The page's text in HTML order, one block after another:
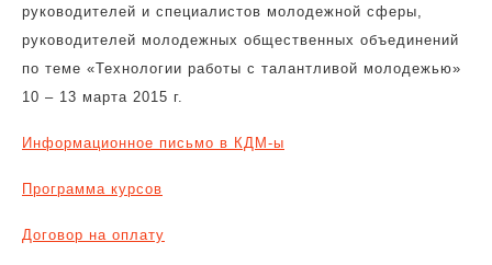
руководителей и специалистов молодежной сферы,
руководителей молодежных общественных объединений
по теме «Технологии работы с талантливой молодежью»
10 – 13 марта 2015 г.
Информационное письмо в КДМ-ы
Программа курсов
Договор на оплату